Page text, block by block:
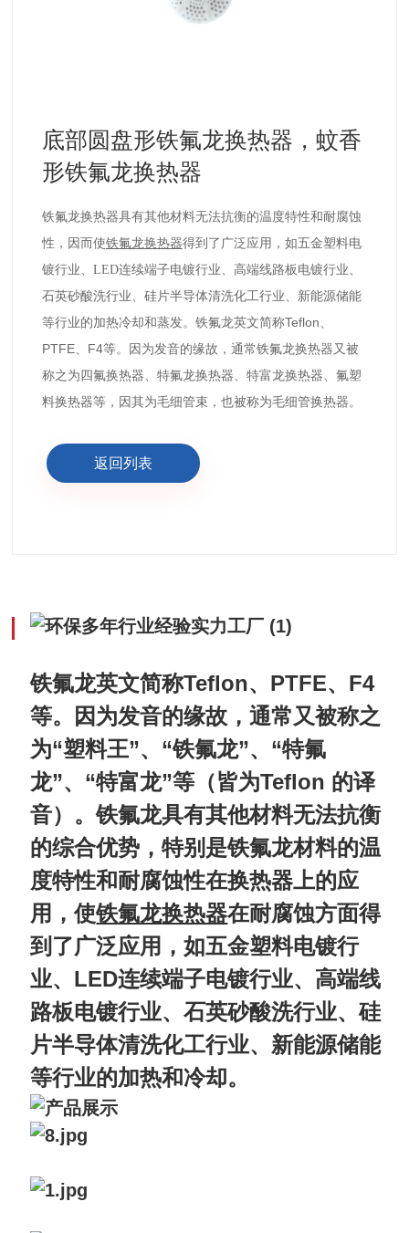
底部圆盘形铁氟龙换热器，蚊香
形铁氟龙换热器
铁氟龙换热器具有其他材料无法抗衡的温度特性和耐腐蚀
性，因而使铁氟龙换热器得到了广泛应用，如五金塑料电
镀行业、LED连续端子电镀行业、高端线路板电镀行业、
石英砂酸洗行业、硅片半导体清洗化工行业、新能源储能
等行业的加热冷却和蒸发。 铁氟龙英文简称Teflon、
PTFE、 F4等。因为发音的缘故，通常铁氟龙换热器又被
称之为四氟换热器、特氟龙换热器、特富龙换热器、氟塑
料换热器等，因其为毛细管束，也被称为毛细管换热器。
返回列表
铁氟龙英文简称Teflon、 PTFE、 F4
等。因为发音的缘故，通常又被称之
为“塑料王”、“铁氟龙”、“特氟
龙”、“特富龙”等 （皆为Teflon 的译
音）。铁氟龙具有其他材料无法抗衡
的综合优势，特别是铁氟龙材料的温
度特性和耐腐蚀性在换热器上的应
用，使铁氟龙换热器在耐腐蚀方面得
到了广泛应用，如五金塑料电镀行
业、LED连续端子电镀行业、高端线
路板电镀行业、石英砂酸洗行业、硅
片半导体清洗化工行业、新能源储能
等行业的加热和冷却。